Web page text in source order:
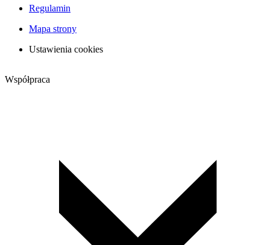
Regulamin
Mapa strony
Ustawienia cookies
Współpraca